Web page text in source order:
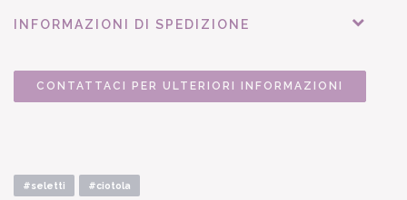
INFORMAZIONI DI SPEDIZIONE
CONTATTACI PER ULTERIORI INFORMAZIONI
#seletti #ciotola